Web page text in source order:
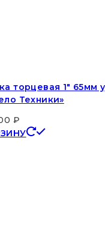
торцевая 1″ 65мм
Техники»
₽